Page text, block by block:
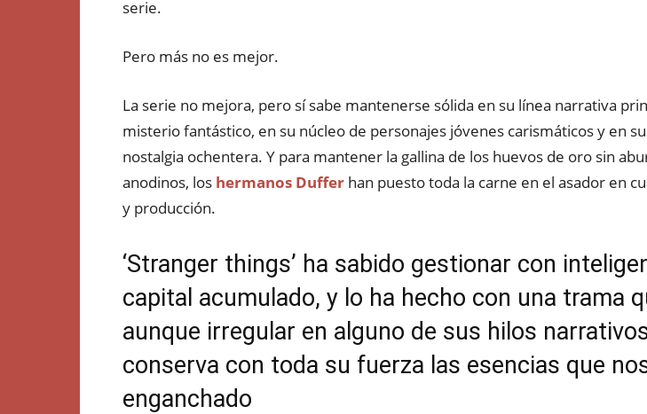
serie.
Pero más no es mejor.
La serie no mejora, pero sí sabe mantenerse sólida en su línea narrativa
misterio fantástico, en su núcleo de personajes jóvenes carismáticos y en
nostalgia ochentera. Y para mantener la gallina de los huevos de oro sin
anodinos, los hermanos Duffer han puesto toda la carne en el asador en
y producción.
‘Stranger things’ ha sabido gestionar con
capital acumulado, y lo ha hecho con una trama
aunque irregular en alguno de sus hilos
conserva con toda su fuerza las esencias que
enganchado